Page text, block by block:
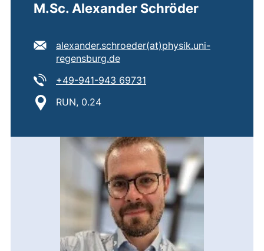
M.Sc. Alexander Schröder
E-Mail Adresse:
alexander.schroeder​(at)​physik.uni-
regensburg.de(öffnet Ihr E-Mail-Programm)
Tel:
+49-941-943 69731
Standort:
RUN, 0.24